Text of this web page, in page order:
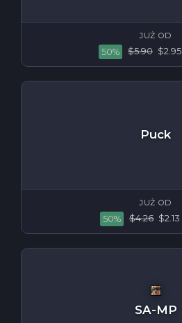
JUŻ OD
50% $5.90 $2.95
Puck
JUŻ OD
50% $4.26 $2.13
SA-MP